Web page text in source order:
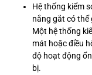
Hệ thống kiểm
nắng gắt có thể
Một hệ thống
mát hoặc điều
độ hoạt động
bị.